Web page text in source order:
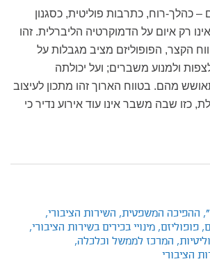
– כהלך-רוח, כתרבות פוליטית, כסגנון
רק איום על הדמוקרטיה הליברלית. זהו
הקצר, הפופוליזם מציב מגבלות על
ולמנוע משברים; ועל יכולתה
מהם. בטווח הארוך זהו מתכון לעיצוב
כזו שבה משבר אינו עוד אירוע נדיר כי
ההפיכה המשפטית, השירות הציבורי,
פופוליזם, מינויי בכירים בשירות הציבורי,
המרכז לממשל וכלכלה,
הציבורי